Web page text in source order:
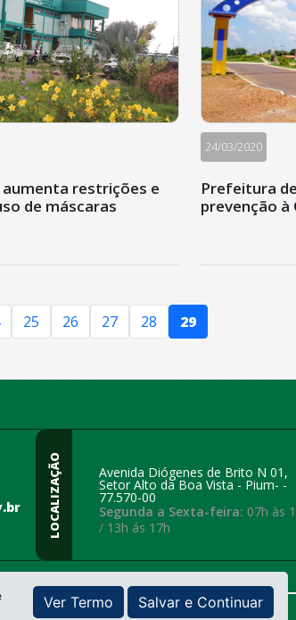
restrições e
de máscaras
24/03/2020
Prefeitura
prevenção à
25 26 27 28 29
Ver Termo Salvar e Continuar
LOCALIZAÇÃO Avenida Diógenes de Brito N 01,
Setor Alto da Boa Vista - Pium- -
77.570-00
Segunda a Sexta-feira: 07h às
/ 13h ás 17h